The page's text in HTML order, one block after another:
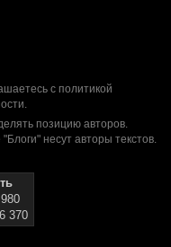
с политикой
.
позицию авторов.
несут авторы текстов.
370